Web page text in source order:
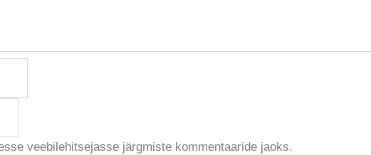
veebilehitsejasse järgmiste kommentaaride jaoks.